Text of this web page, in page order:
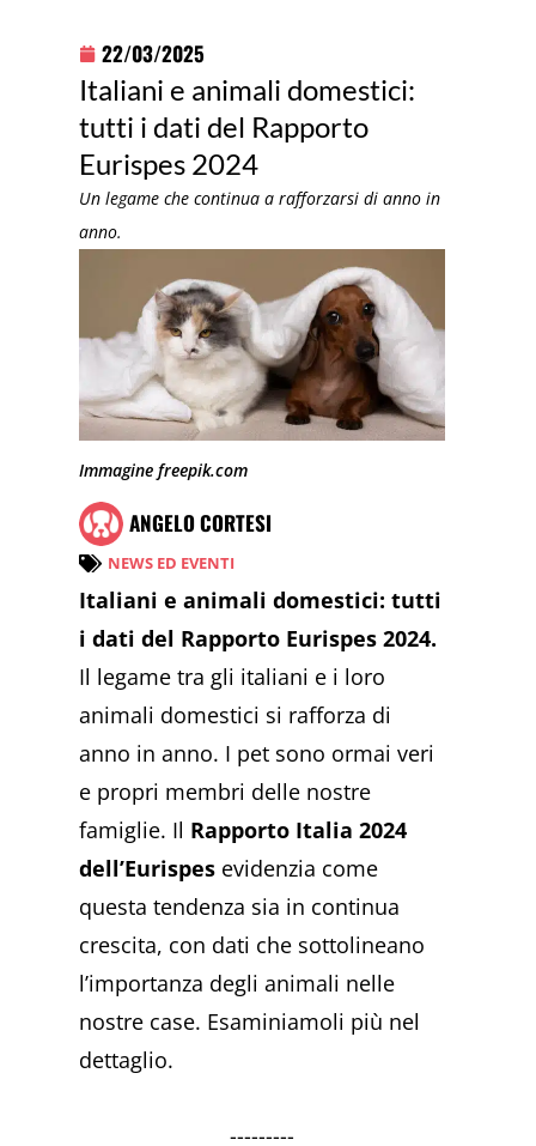
22/03/2025
Italiani e animali domestici:
tutti i dati del Rapporto
Eurispes 2024
Un legame che continua a rafforzarsi di anno in
anno.
Immagine freepik.com
ANGELO CORTESI
NEWS ED EVENTI
Italiani e animali domestici: tutti
i dati del Rapporto Eurispes 2024.
Il legame tra gli italiani e i loro
animali domestici si rafforza di
anno in anno. I pet sono ormai veri
e propri membri delle nostre
famiglie. Il Rapporto Italia 2024
dell’Eurispes evidenzia come
questa tendenza sia in continua
crescita, con dati che sottolineano
l’importanza degli animali nelle
nostre case. Esaminiamoli più nel
dettaglio.
---------